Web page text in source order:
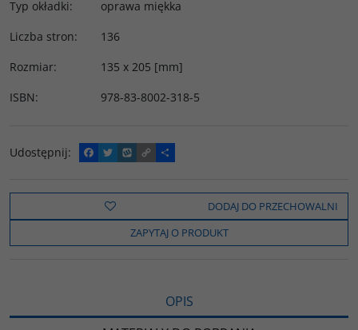
Typ okładki:
oprawa miękka
Liczba stron:
136
Rozmiar:
135 x 205 [mm]
ISBN: 978-83-8002-318-5
Udostępnij:
F
a
e
o
k
T
w
t
t
e
W
y
o
C
o
y
i
n
k
P
o
z
e
l
s
DODAJ DO PRZECHOWALNI
ZAPYTAJ O PRODUKT
OPIS